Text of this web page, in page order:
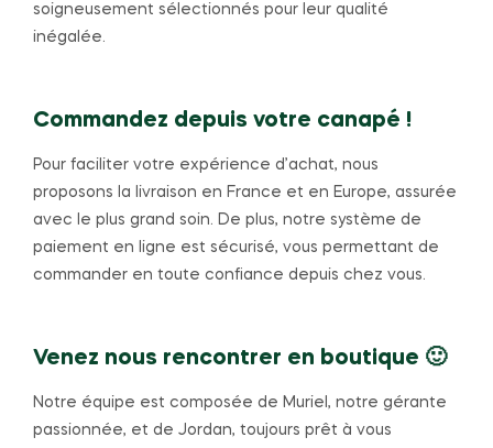
soigneusement sélectionnés pour leur qualité
inégalée.
Commandez depuis votre canapé !
Pour faciliter votre expérience d’achat, nous
proposons la livraison en France et en Europe, assurée
avec le plus grand soin. De plus, notre système de
paiement en ligne est sécurisé, vous permettant de
commander en toute confiance depuis chez vous.
Venez nous rencontrer en boutique 🙂
Notre équipe est composée de Muriel, notre gérante
passionnée, et de Jordan, toujours prêt à vous